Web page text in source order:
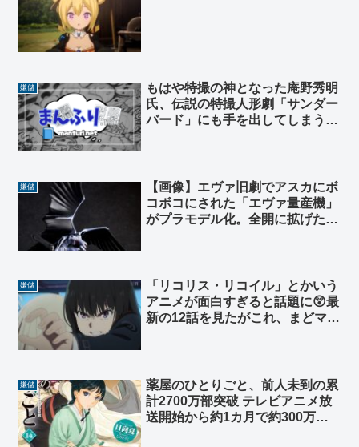
嫌儲
もはや特撮の神となった庵野秀明
氏、伝説の特撮人形劇「サンダー
バード」にも手を出してしまう。
嫌儲
【画像】エヴァ旧劇でアスカにボ
コボコにされた「エヴァ量産機」
がプラモデル化。全開に拡げた大
嫌儲
「リコリス・リコイル」とかいう
アニメが面白すぎると話題に😲最
新の12話を見たがこれ、まどマギ
嫌儲
薬屋のひとりごと、前人未到の累
計2700万部突破 テレビアニメ放
送開始から約1カ月で約300万部